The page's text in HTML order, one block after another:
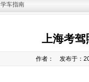
学车指南
上海考驾
作者： 发布于：